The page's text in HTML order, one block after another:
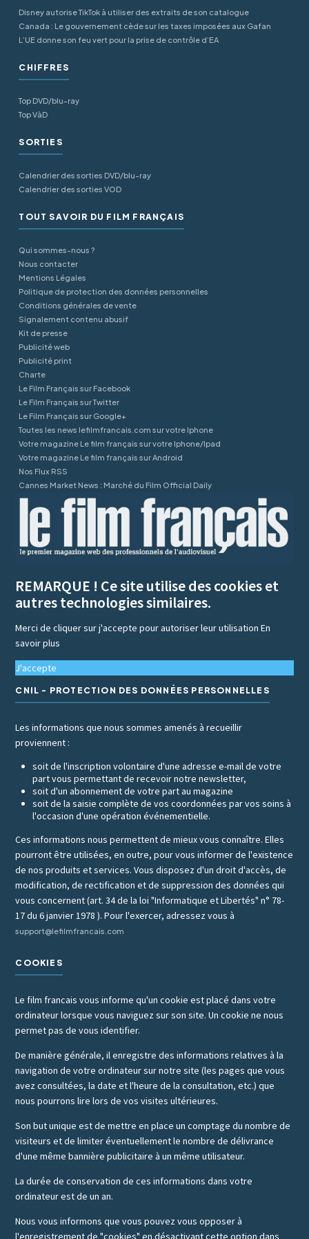
Disney autorise TikTok à utiliser des extraits de son catalogue
Canada : Le gouvernement cède sur les taxes imposées aux Gafan
L’UE donne son feu vert pour la prise de contrôle d’EA
CHIFFRES
Top DVD/blu-ray
Top VàD
SORTIES
Calendrier des sorties DVD/blu-ray
Calendrier des sorties VOD
TOUT SAVOIR DU FILM FRANÇAIS
Qui sommes-nous ?
Nous contacter
Mentions Légales
Politique de protection des données personnelles
Conditions générales de vente
Signalement contenu abusif
Kit de presse
Publicité web
Publicité print
Charte
Le Film Français sur Facebook
Le Film Français sur Twitter
Le Film Français sur Google+
Toutes les news lefilmfrancais.com sur votre Iphone
Votre magazine Le film français sur votre Iphone/Ipad
Votre magazine Le film français sur Android
Nos Flux RSS
Cannes Market News : Marché du Film Official Daily
REMARQUE ! Ce site utilise des cookies et
autres technologies similaires.
Merci de cliquer sur j'accepte pour autoriser leur utilisationEn
savoir plus
J'accepte
CNIL - PROTECTION DES DONNÉES PERSONNELLES
Les informations que nous sommes amenés à recueillir
proviennent :
soit de l'inscription volontaire d'une adresse e-mail de votre
part vous permettant de recevoir notre newsletter,
soit d'un abonnement de votre part au magazine
soit de la saisie complète de vos coordonnées par vos soins à
l'occasion d'une opération événementielle.
Ces informations nous permettent de mieux vous connaître. Elles
pourront être utilisées, en outre, pour vous informer de l'existence
de nos produits et services. Vous disposez d'un droit d'accès, de
modification, de rectification et de suppression des données qui
vous concernent (art. 34 de la loi "Informatique et Libertés" n° 78-
17 du 6 janvier 1978 ). Pour l'exercer, adressez vous à
support@lefilmfrancais.com
COOKIES
Le film francais vous informe qu'un cookie est placé dans votre
ordinateur lorsque vous naviguez sur son site. Un cookie ne nous
permet pas de vous identifier.
De manière générale, il enregistre des informations relatives à la
navigation de votre ordinateur sur notre site (les pages que vous
avez consultées, la date et l'heure de la consultation, etc.) que
nous pourrons lire lors de vos visites ultérieures.
Son but unique est de mettre en place un comptage du nombre de
visiteurs et de limiter éventuellement le nombre de délivrance
d'une même bannière publicitaire à un même utilisateur.
La durée de conservation de ces informations dans votre
ordinateur est de un an.
Nous vous informons que vous pouvez vous opposer à
l'enregistrement de "cookies" en désactivant cette option dans